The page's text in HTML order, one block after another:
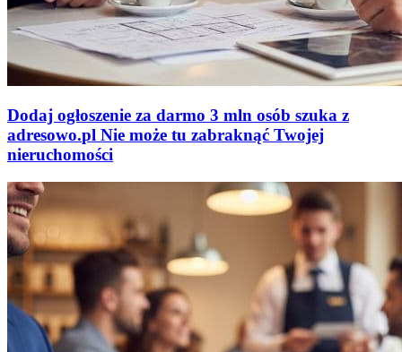
Dodaj ogłoszenie za darmo 3 mln osób szuka z
adresowo.pl Nie może tu zabraknąć Twojej
nieruchomości